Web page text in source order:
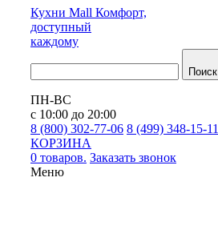
Кухни Mall Комфорт,
доступный
каждому
Поиск
ПН-ВС
с 10:00 до 20:00
8 (800) 302-77-06 8 (499) 348-15-11
КОРЗИНА
0 товаров. Заказать звонок
Меню